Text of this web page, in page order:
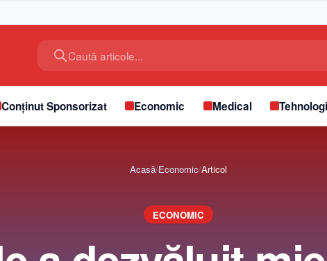
Caută articole...
Conținut Sponsorizat Economic Medical
Acasă/Economic/Articol
ECONOMIC